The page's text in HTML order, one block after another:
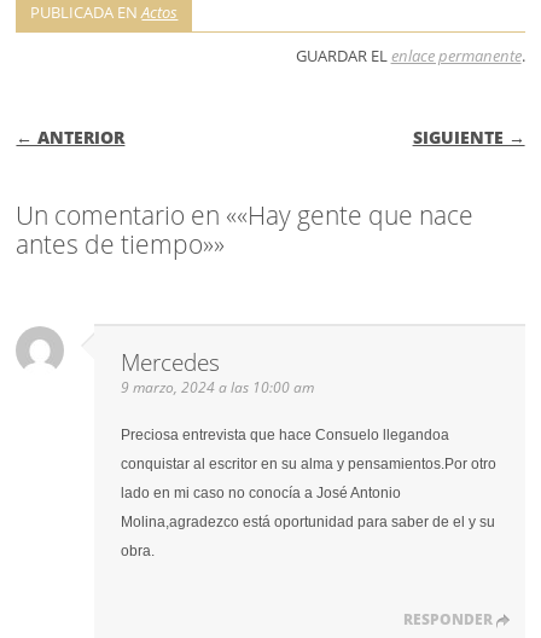
PUBLICADA ENActos
GUARDAR ELenlace permanente.
NAVEGACIÓN DE ENTRADAS
← ANTERIOR SIGUIENTE →
Un comentario en ««Hay gente que nace
antes de tiempo»»
Mercedes
9 marzo, 2024 a las 10:00 am
Preciosa entrevista que hace Consuelo llegandoa
conquistar al escritor en su alma y pensamientos.Por otro
lado en mi caso no conocía a José Antonio
Molina,agradezco está oportunidad para saber de el y su
obra.
RESPONDER